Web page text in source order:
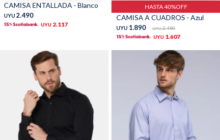
CAMISA ENTALLADA - Blanco
UYU 2.490
UYU 2.117
HASTA 40%OFF
CAMISA A CUADROS - Azul
UYU 1.890 UYU 2.490
UYU 1.607
Shorts
Sacos Calzado